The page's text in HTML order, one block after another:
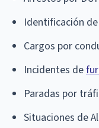
Identificación
Cargos por
Incidentes de
Paradas por
Situaciones de